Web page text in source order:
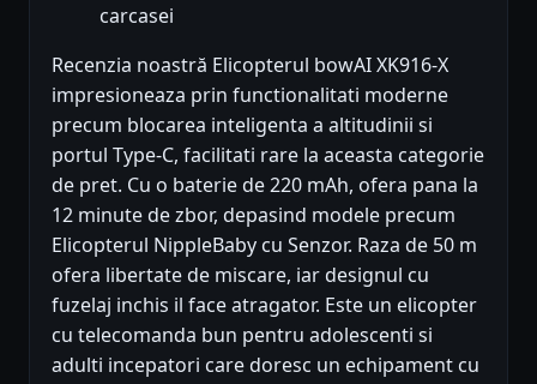
carcasei
Recenzia noastră Elicopterul bowAI XK916-X
impresioneaza prin functionalitati moderne
precum blocarea inteligenta a altitudinii si
portul Type-C, facilitati rare la aceasta categorie
de pret. Cu o baterie de 220 mAh, ofera pana la
12 minute de zbor, depasind modele precum
Elicopterul NippleBaby cu Senzor. Raza de 50 m
ofera libertate de miscare, iar designul cu
fuzelaj inchis il face atragator. Este un elicopter
cu telecomanda bun pentru adolescenti si
adulti incepatori care doresc un echipament cu